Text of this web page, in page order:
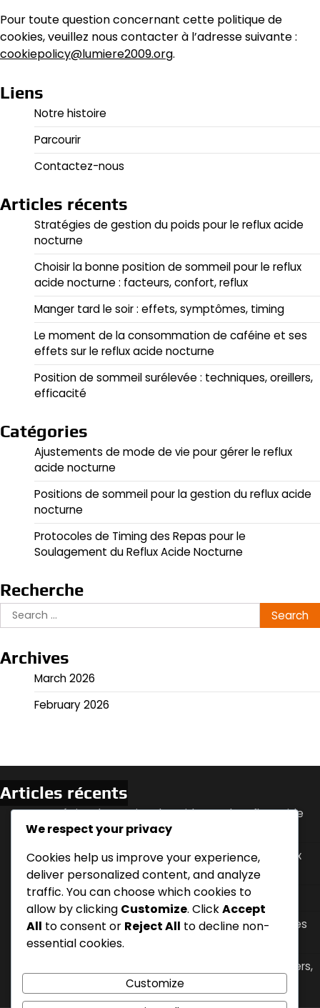
Pour toute question concernant cette politique de
cookies, veuillez nous contacter à l’adresse suivante :
cookiepolicy@lumiere2009.org.
Liens
Notre histoire
Parcourir
Contactez-nous
Articles récents
Stratégies de gestion du poids pour le reflux acide
nocturne
Choisir la bonne position de sommeil pour le reflux
acide nocturne : facteurs, confort, reflux
Manger tard le soir : effets, symptômes, timing
Le moment de la consommation de caféine et ses
effets sur le reflux acide nocturne
Position de sommeil surélevée : techniques, oreillers,
efficacité
Catégories
Ajustements de mode de vie pour gérer le reflux
acide nocturne
Positions de sommeil pour la gestion du reflux acide
nocturne
Protocoles de Timing des Repas pour le
Soulagement du Reflux Acide Nocturne
Recherche
Search
for:
Archives
March 2026
February 2026
Articles récents
Stratégies de gestion du poids pour le reflux acide
nocturne
Choisir la bonne position de sommeil pour le reflux
acide nocturne : facteurs, confort, reflux
Manger tard le soir : effets, symptômes, timing
Le moment de la consommation de caféine et ses
effets sur le reflux acide nocturne
Position de sommeil surélevée : techniques, oreillers,
We respect your privacy
Cookies help us improve your experience,
deliver personalized content, and analyze
traffic. You can choose which cookies to
allow by clicking Customize. ClickAccept
All to consent or Reject All to decline non-
essential cookies.
Customize